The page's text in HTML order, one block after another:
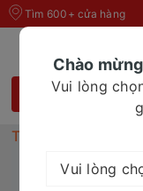
Tìm 600+ cửa hàng
Trang chủ
Tin
Top 5 Cách Tiệt
Chào
Vui lòng